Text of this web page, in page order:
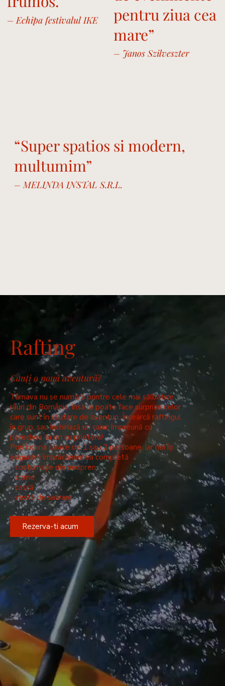
– Echipa festivalul IKE
pentru ziua cea
mare”
– Janos Szilveszter
“Super spatios si modern,
multumim”
– MELINDA INSTAL S.R.L.
Rafting
Cauți o nouă aventură?
Târnava nu se numără printre cele mai sălbatice
râuri din România, însă le poate face surprize celor
care sunt în căutare de aventuri. Încearcă raftingul
în grup, sau închiriază un caiac împreună cu
perechea ta ori cu prietenii!
Poți închria caiace de 1 sau 2 persoane, iar noi îți
asigurăm îmbrăcămintea completă
- costumație din neopren
- cizme
- cască
- vestă de salvare
Rezerva-ti acum